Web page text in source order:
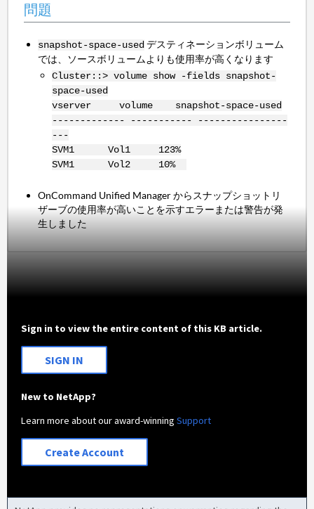
問題
snapshot-space-usedデスティネーションボリューム
では、ソースボリュームよりも使用率が高くなります
Cluster::> volume show -fields snapshot-
space-used
vserver volume snapshot-space-used
------------- ----------- ----------------
---
SVM1 Vol1 123%
SVM1 Vol2 10%
OnCommand Unified Manager からスナップショットリ
ザーブの使用率が高いことを示すエラーまたは警告が発
生しました
Sign in to view the entire content of this KB article.
SIGN IN
New to NetApp?
Learn more about our award-winningSupport
Create Account